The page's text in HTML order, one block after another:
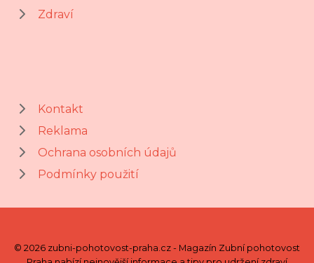
Zdraví
Kontakt
Reklama
Ochrana osobních údajů
Podmínky použití
© 2026 zubni-pohotovost-praha.cz - Magazín Zubní pohotovost